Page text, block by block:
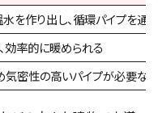
を作り出し、循環パイプを
効率的に暖められる
密性の高いパイプが必要な